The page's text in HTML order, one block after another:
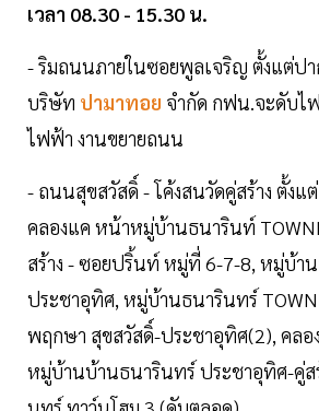
เวลา 08.30 - 15.30 น.
- ริมถนนภายในซอยพูลเจริญ ตั้งแต่ป
บริษัท ปามาทอย จำกัด กฟน.จะดับไ
ไฟฟ้า งานขยายถนน
- ถนนสุขสวัสดิ์ - โค้งสนวัดคู่สร้าง ตั้งแ
คลองแค หน้าหมู่บ้านธนารินท์
สร้าง - ซอยปริ้นท์ หมู่ที่ 6-7-8, หมู่บ้า
ประชาอุทิศ, หมู่บ้านธนารินทร์
พฤกษา สุขสวัสดิ์-ประชาอุทิศ(2), คลอ
หมู่บ้านบ้านธนารินทร์ ประชาอุทิศ-คู่ส